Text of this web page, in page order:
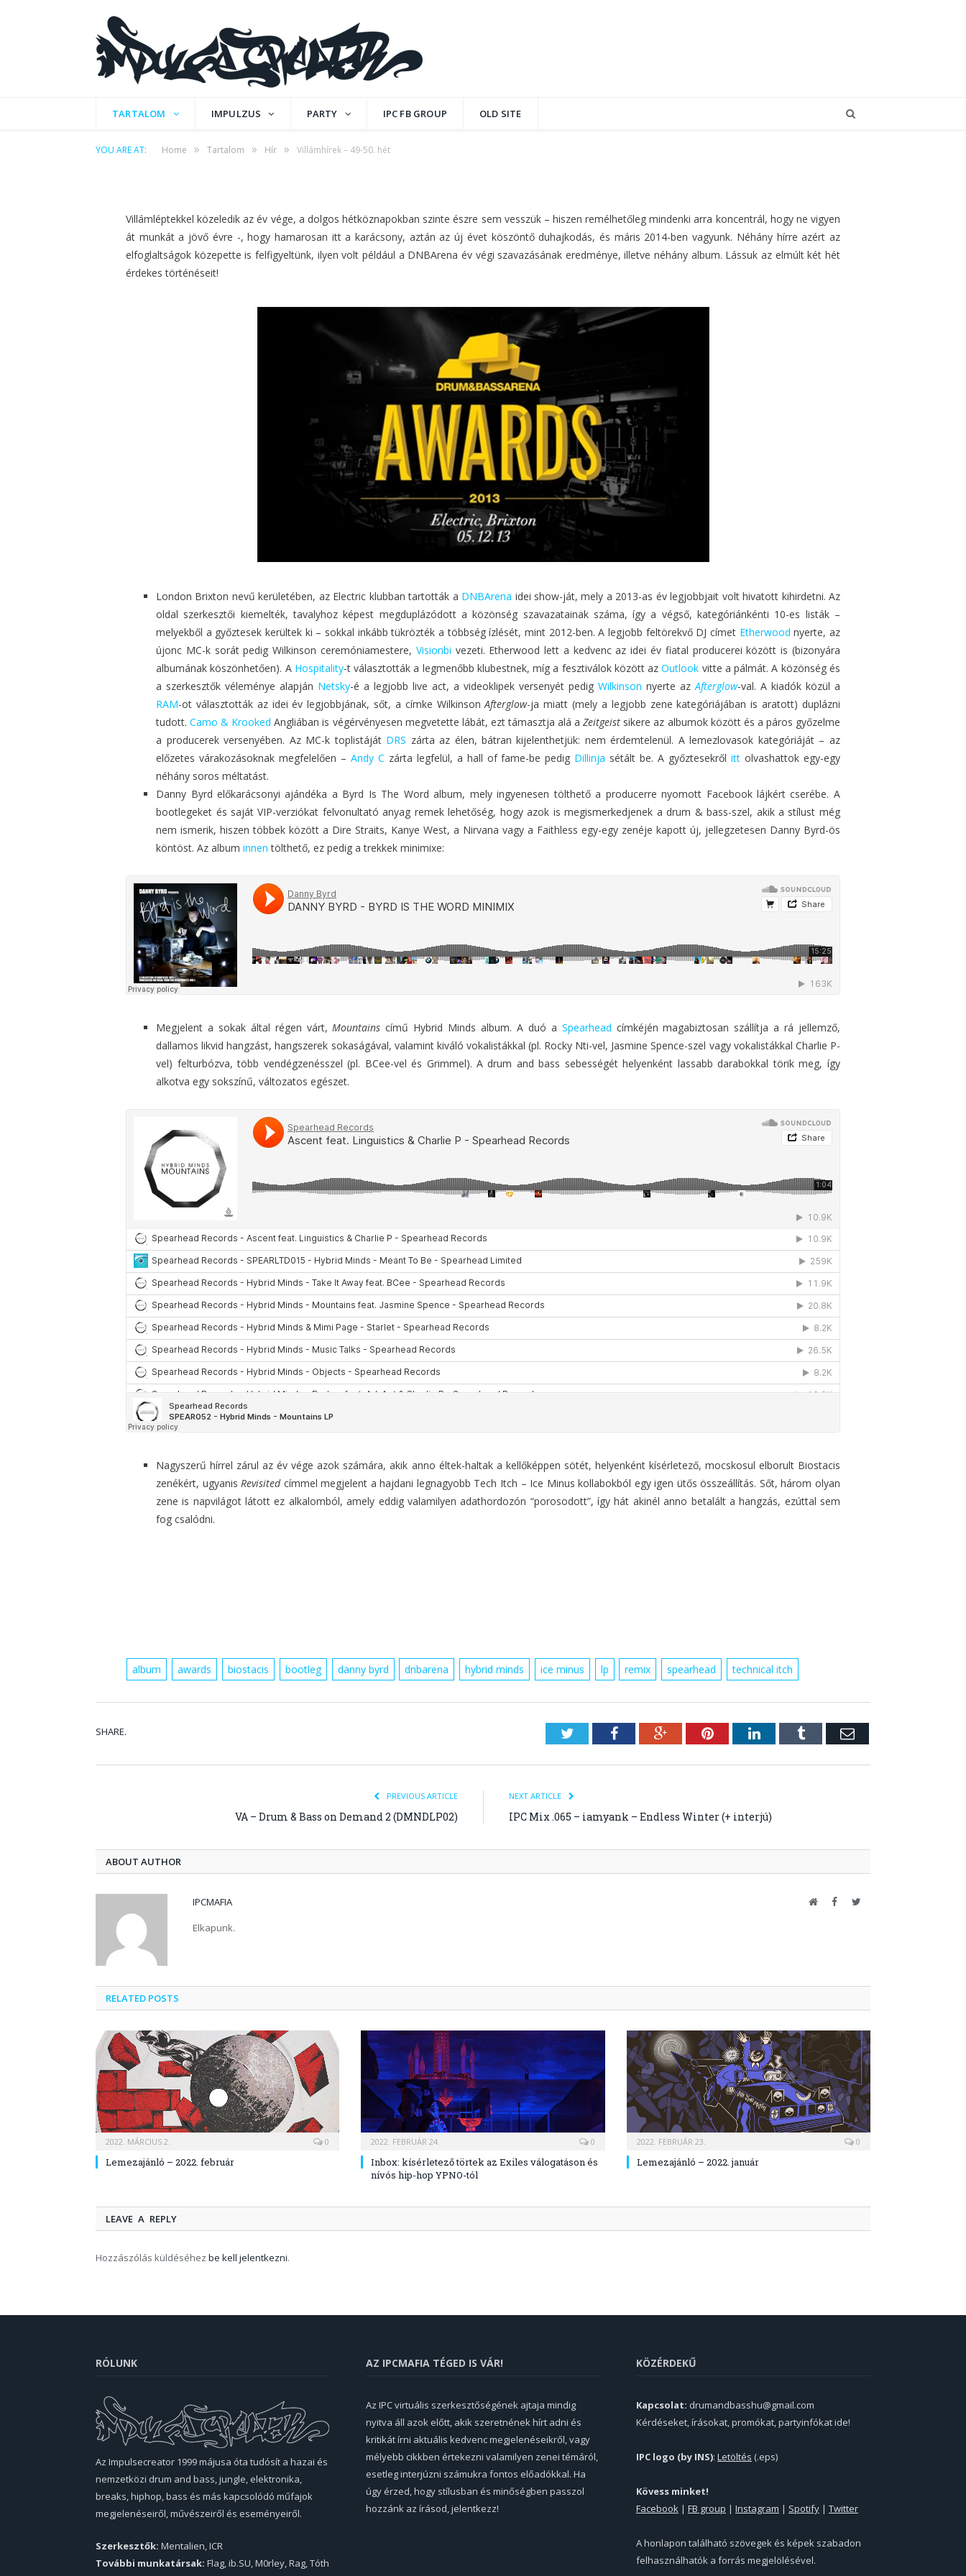
TARTALOM IMPULZUS PARTY IPC FB GROUP OLD SITE
YOU ARE AT: Home » Tartalom » Hír » Villámhírek – 49-50. hét
HÍR
Villámhírek – 49-50. hét
by IPCMAFIA on 2013. DECEMBER 14. 0 COMMENTS
Villámléptekkel közeledik az év vége, a dolgos hétköznapokban szinte észre sem vesszük – hiszen remélhetőleg mindenki arra koncentrál, hogy ne vigyen
át munkát a jövő évre -, hogy hamarosan itt a karácsony, aztán az új évet köszöntő duhajkodás, és máris 2014-ben vagyunk. Néhány hírre azért az
elfoglaltságok közepette is felfigyeltünk, ilyen volt például a DNBArena év végi szavazásának eredménye, illetve néhány album. Lássuk az elmúlt két hét
érdekes történéseit!
London Brixton nevű kerületében, az Electric klubban tartották a DNBArena idei show-ját, mely a 2013-as év legjobbjait volt hivatott kihirdetni. Az
oldal szerkesztői kiemelték, tavalyhoz képest megduplázódott a közönség szavazatainak száma, így a végső, kategóriánkénti 10-es listák –
melyekből a győztesek kerültek ki – sokkal inkább tükrözték a többség ízlését, mint 2012-ben. A legjobb feltörekvő DJ címet Etherwood nyerte, az
újonc MC-k sorát pedig Wilkinson ceremóniamestere, Visionbi vezeti. Etherwood lett a kedvenc az idei év fiatal producerei között is (bizonyára
albumának köszönhetően). A Hospitality-t választották a legmenőbb klubestnek, míg a fesztiválok között azOutlook vitte a pálmát. A közönség és
a szerkesztők véleménye alapján Netsky-é a legjobb live act, a videoklipek versenyét pedigWilkinson nyerte azAfterglow-val. A kiadók közül a
RAM-ot választották az idei év legjobbjának, sőt, a címke WilkinsonAfterglow-ja miatt (mely a legjobb zene kategóriájában is aratott) duplázni
tudott.Camo & Krooked Angliában is végérvényesen megvetette lábát, ezt támasztja alá aZeitgeist sikere az albumok között és a páros győzelme
a producerek versenyében. Az MC-k toplistáját DRS zárta az élen, bátran kijelenthetjük: nem érdemtelenül. A lemezlovasok kategóriáját – az
előzetes várakozásoknak megfelelően – Andy C zárta legfelül, a hall of fame-be pedig Dillinja sétált be. A győztesekrőlitt olvashattok egy-egy
néhány soros méltatást.
Danny Byrd előkarácsonyi ajándéka a Byrd Is The Word album, mely ingyenesen tölthető a producerre nyomott Facebook lájkért cserébe. A
bootlegeket és saját VIP-verziókat felvonultató anyag remek lehetőség, hogy azok is megismerkedjenek a drum & bass-szel, akik a stílust még
nem ismerik, hiszen többek között a Dire Straits, Kanye West, a Nirvana vagy a Faithless egy-egy zenéje kapott új, jellegzetesen Danny Byrd-ös
köntöst. Az albuminnen tölthető, ez pedig a trekkek minimixe:
Megjelent a sokak által régen várt,Mountains című Hybrid Minds album. A duó a Spearhead címkéjén magabiztosan szállítja a rá jellemző,
dallamos likvid hangzást, hangszerek sokaságával, valamint kiváló vokalistákkal (pl. Rocky Nti-vel, Jasmine Spence-szel vagy vokalistákkal Charlie P-
vel) felturbózva, több vendégzenésszel (pl. BCee-vel és Grimmel). A drum and bass sebességét helyenként lassabb darabokkal törik meg, így
alkotva egy sokszínű, változatos egészet.
Nagyszerű hírrel zárul az év vége azok számára, akik anno éltek-haltak a kellőképpen sötét, helyenként kísérletező, mocskosul elborult Biostacis
zenékért, ugyanisRevisitedcímmel megjelent a hajdani legnagyobb Tech Itch – Ice Minus kollabokból egy igen ütős összeállítás. Sőt, három olyan
zene is napvilágot látott ez alkalomból, amely eddig valamilyen adathordozón “porosodott”, így hát akinél anno betalált a hangzás, ezúttal sem
fog csalódni.
album awards biostacis bootleg danny byrd dnbarena hybrid minds ice minus lp remix spearhead technical itch
SHARE. TwitterFacebookGoogle+PinterestLinkedInTumblr Email
PREVIOUS ARTICLE
VA – Drum & Bass on Demand 2 (DMNDLP02)
NEXT ARTICLE
IPC Mix .065 – iamyank – Endless Winter (+ interjú)
ABOUT AUTHOR
IPCMAFIA WebsiteFacebookTwitter
Elkapunk.
RELATED POSTS
2022. MÁRCIUS 2. 0
Lemezajánló – 2022. február
2022. FEBRUÁR 24. 0
Inbox: kísérletező törtek az Exiles válogatáson és
nívós hip-hop YPNO-tól
2022. FEBRUÁR 23. 0
Lemezajánló – 2022. január
LEAVE A REPLY
Hozzászólás küldéséhez be kell jelentkezni.
RÓLUNK
Az Impulsecreator 1999 májusa óta tudósít a hazai és
nemzetközi drum and bass, jungle, elektronika,
breaks, hiphop, bass és más kapcsolódó műfajok
megjelenéseiről, művészeiről és eseményeiről.
Szerkesztők: Mentalien, ICR
További munkatársak: Flag, ib.SU, M0rley, Rag, Tóth
AZ IPCMAFIA TÉGED IS VÁR!
Az IPC virtuális szerkesztőségének ajtaja mindig
nyitva áll azok előtt, akik szeretnének hírt adni és
kritikát írni aktuális kedvenc megjelenéseikről, vagy
mélyebb cikkben értekezni valamilyen zenei témáról,
esetleg interjúzni számukra fontos előadókkal. Ha
úgy érzed, hogy stílusban és minőségben passzol
hozzánk az írásod, jelentkezz!
KÖZÉRDEKŰ
Kapcsolat: drumandbasshu@gmail.com
Kérdéseket, írásokat, promókat, partyinfókat ide!
IPC logo (by INS): Letöltés (.eps)
Kövess minket!
Facebook | FB group | Instagram | Spotify | Twitter
A honlapon található szövegek és képek szabadon
felhasználhatók a forrás megjelölésével.